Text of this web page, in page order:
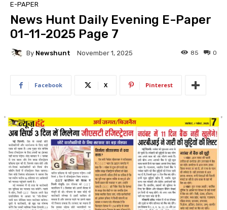
E-PAPER
News Hunt Daily Evening E-Paper
01-11-2025 Page 7
By Newshunt November 1, 2025 0
85
Facebook X Pinterest